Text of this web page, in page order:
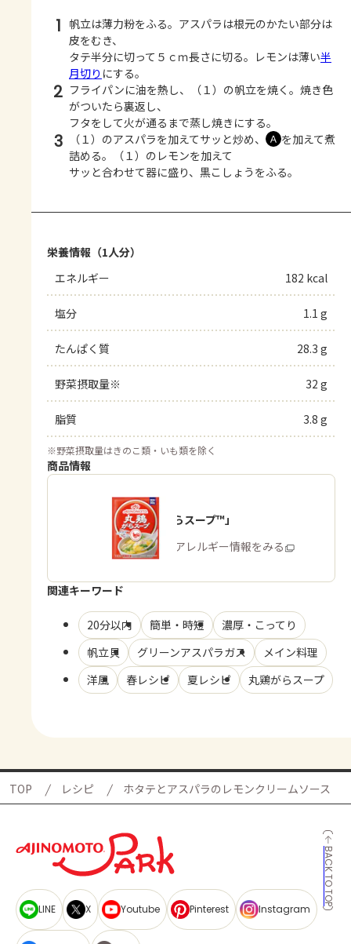
1 帆立は薄力粉をふる。アスパラは根元のかたい部分は
皮をむき、
タテ半分に切って５ｃｍ長さに切る。レモンは薄い半
月切り にする。
2 フライパンに油を熱し、（１）の帆立を焼く。焼き色
がついたら裏返し、
フタをして火が通るまで蒸し焼きにする。
3 （１）のアスパラを加えてサッと炒め、 Ａ を加えて煮
詰める。（１）のレモンを加えて
サッと合わせて器に盛り、黒こしょうをふる。
栄養情報（1人分）
エネルギー
182 kcal
塩分 1.1 g
たんぱく質 28.3 g
野菜摂取量※ 32 g
脂質 3.8 g
※野菜摂取量はきのこ類・いも類を除く
商品情報
「丸鶏がらスープ™」
商品・アレルギー情報をみる
関連キーワード
20分以内 簡単・時短
濃厚・こってり
帆立貝
グリーンアスパラガス
メイン料理
洋風
春レシピ 夏レシピ 丸鶏がらスープ
TOP レシピ ホタテとアスパラのレモンクリームソース
BACK TO TOP
LINE X Youtube Pinterest Instagram